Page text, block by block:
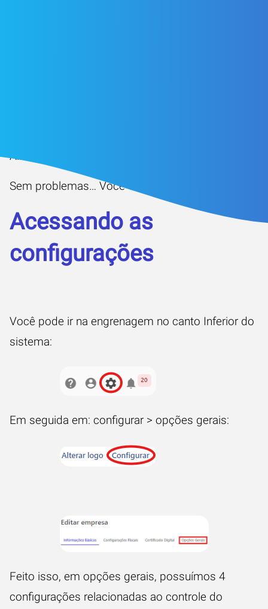
Ainda não?
Sem problemas… Você veio ao lugar certo. 😉
Acessando as
configurações
Você pode ir na engrenagem no canto Inferior do
sistema:
Em seguida em: configurar > opções gerais:
Feito isso, em opções gerais, possuímos 4
configurações relacionadas ao controle do